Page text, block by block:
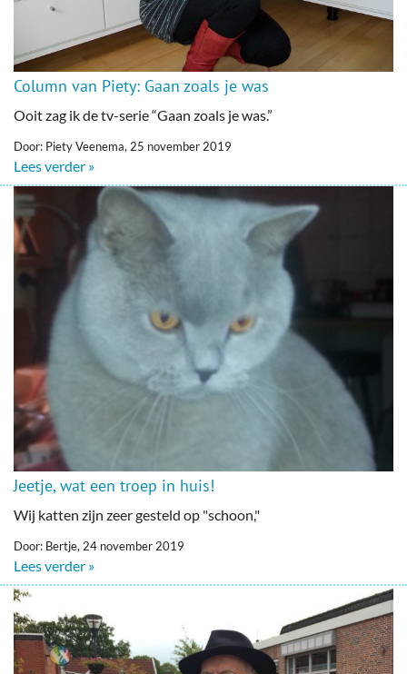
Column van Piety: Gaan zoals je was
Ooit zag ik de tv-serie “Gaan zoals je was.”
Door: Piety Veenema, 25 november 2019
Lees verder »
Jeetje, wat een troep in huis!
Wij katten zijn zeer gesteld op "schoon,"
Door: Bertje, 24 november 2019
Lees verder »